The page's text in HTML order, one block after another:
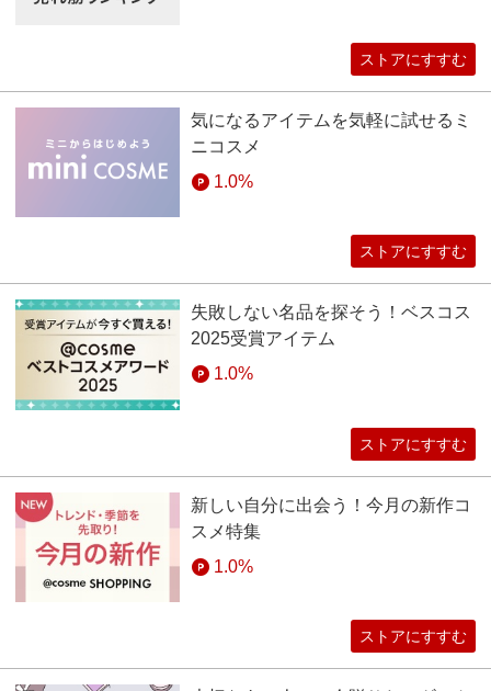
ストアにすすむ
気になるアイテムを気軽に試せるミ
ニコスメ
1.0%
ストアにすすむ
失敗しない名品を探そう！ベスコス
2025受賞アイテム
1.0%
ストアにすすむ
新しい自分に出会う！今月の新作コ
スメ特集
1.0%
ストアにすすむ